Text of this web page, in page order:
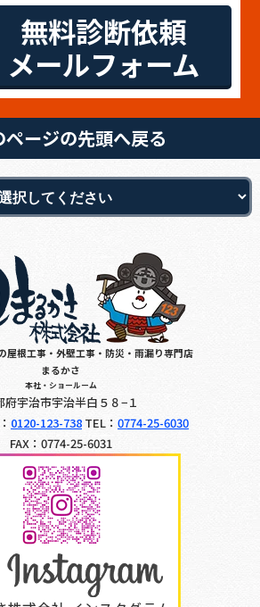
無料診断依頼
メールフォーム
ページの先頭へ戻る
屋根工事・外壁工事・防災・雨漏り専門店
まるかさ
本社・ショールーム
府宇治市宇治半白５８−１
0120-123-738 TEL： 0774-25-6030
FAX：0774-25-6031